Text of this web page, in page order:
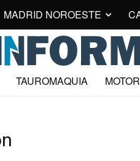
MADRID NOROESTE
TAUROMAQUIA MOTOR